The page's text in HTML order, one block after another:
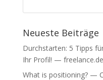
Neueste Beiträge
Durchstarten: 5 Tipps
Ihr Profil! —
What is positioning? —